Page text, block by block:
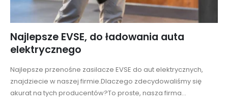
Najlepsze EVSE, do ładowania auta
elektrycznego
Najlepsze przenośne zasilacze EVSE do aut elektrycznych,
znajdziecie w naszej firmie.Dlaczego zdecydowaliśmy się
akurat na tych producentów?To proste, nasza firma...